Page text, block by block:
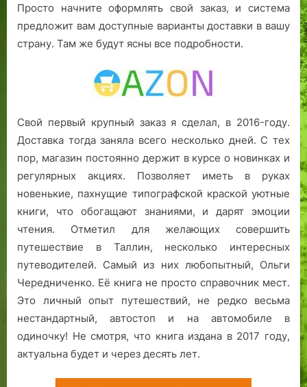
Просто начните оформлять свой заказ, и система
предложит вам доступные варианты доставки в вашу
страну. Там же будут ясны все подробности.
Свой первый крупный заказ я сделал, в 2016-году.
Доставка тогда заняла всего несколько дней. С тех
пор, магазин постоянно держит в курсе о новинках и
регулярных акциях. Позволяет иметь в руках
новенькие, пахнущие типографской краской уютные
книги, что обогащают знаниями, и дарят эмоции
чтения. Отметил для желающих совершить
путешествие в Таллин, несколько интересных
путеводителей. Самый из них любопытный, Ольги
Чередниченко. Её книга не просто справочник мест.
Это личный опыт путешествий, не редко весьма
нестандартный, автостоп и на автомобиле в
одиночку! Не смотря, что книга издана в 2017 году,
актуальна будет и через десять лет.